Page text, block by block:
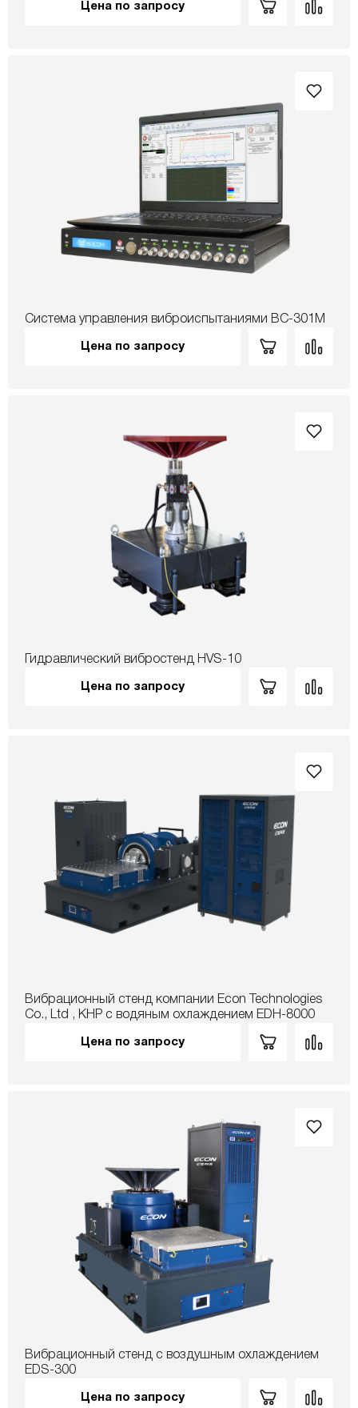
Цена по запросу
Система управления виброиспытаниями ВС-301M
Цена по запросу
Гидравлический вибростенд HVS-10
Цена по запросу
Вибрационный стенд компании Econ Technologies
Co., Ltd , КНР с водяным охлаждением EDH-8000
Цена по запросу
Вибрационный стенд с воздушным охлаждением
EDS-300
Цена по запросу